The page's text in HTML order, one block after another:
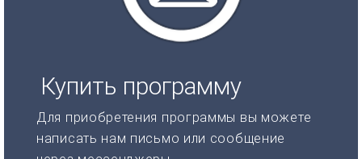
Купить программу
Для приобретения программы вы можете
написать нам письмо или сообщение